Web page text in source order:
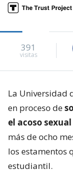
391
visitas
La Universidad
en proceso de
el acoso
más de ocho
los estamentos
estudiantil.